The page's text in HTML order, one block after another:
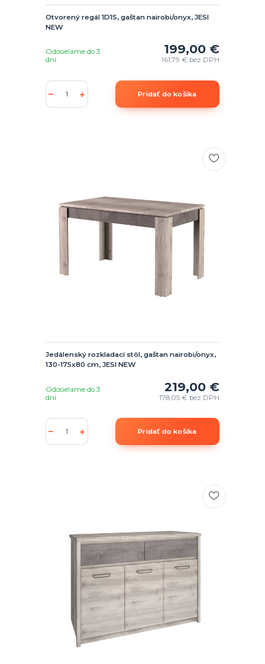
Otvorený regál 1D1S, gaštan nairobi/onyx, JESI
NEW
199,00 €
161,79 € bez DPH
Odosielame do 3
dní
Pridať do košíka
Jedálenský rozkladací stôl, gaštan nairobi/onyx,
130-175x80 cm, JESI NEW
219,00 €
178,05 € bez DPH
Odosielame do 3
dní
Pridať do košíka